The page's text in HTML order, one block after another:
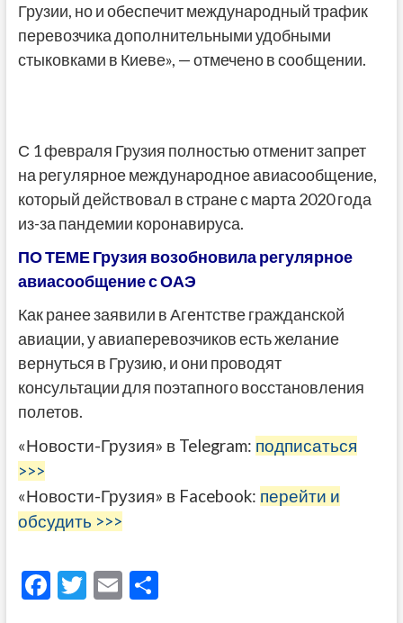
Грузии, но и обеспечит международный трафик
перевозчика дополнительными удобными
стыковками в Киеве», — отмечено в сообщении.
С 1 февраля Грузия полностью отменит запрет
на регулярное международное авиасообщение,
который действовал в стране с марта 2020 года
из-за пандемии коронавируса.
ПО ТЕМЕ Грузия возобновила регулярное
авиасообщение с ОАЭ
Как ранее заявили в Агентстве гражданской
авиации, у авиаперевозчиков есть желание
вернуться в Грузию, и они проводят
консультации для поэтапного восстановления
полетов.
«Новости-Грузия» в Telegram: подписаться
>>>
«Новости-Грузия» в Facebook: перейти и
обсудить >>>
F T E О